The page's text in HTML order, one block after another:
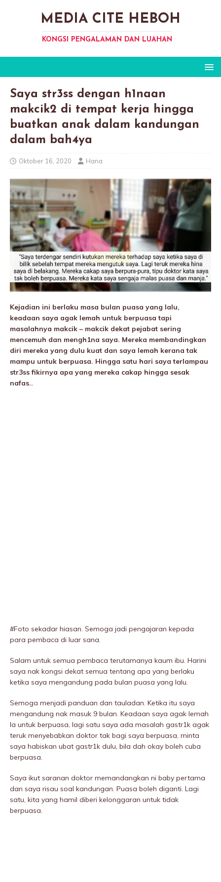
MEDIA CITE HEBOH
KONGSI PENGALAMAN DAN LUAHAN
Saya str3ss dengan h1naan
makcik2 di tempat kerja hingga
buatkan anak dalam kandungan
dalam bah4ya
Oktober 16, 2020 Hana
Kejadian ini berlaku masa bulan puasa yang lalu,
keadaan saya agak lemah untuk berpuasa tapi
masalahnya makcik – makcik dekat pejabat sering
mencemuh dan mengh1na saya. Mereka membandingkan
diri mereka yang dulu kuat dan saya lemah kerana tak
mampu untuk berpuasa. Hingga satu hari saya terIampau
str3ss fikirnya apa yang mereka cakap hingga sesak
nafas..
#Foto sekadar hiasan. Semoga jadi pengajaran kepada
para pembaca di luar sana.
Salam untuk semua pembaca terutamanya kaum ibu. Harini
saya nak kongsi dekat semua tentang apa yang berlaku
ketika saya mengandung pada bulan puasa yang lalu.
Semoga menjadi panduan dan tauladan. Ketika itu saya
mengandung nak masuk 9 bulan. Keadaan saya agak lemah
la untuk berpuasa, lagi satu saya ada masalah gastr1k agak
teruk menyebabkan doktor tak bagi saya berpuasa, minta
saya habiskan ubat gastr1k dulu, bila dah okay boleh cuba
berpuasa.
Saya ikut saranan doktor memandangkan ni baby pertama
dan saya risau soal kandungan. Puasa boleh diganti. Lagi
satu, kita yang hamil diberi kelonggaran untuk tidak
berpuasa.